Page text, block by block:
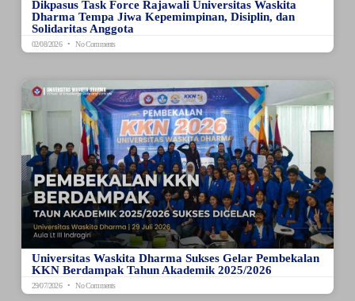
Dikpasus Task Force Rajawali Universitas Waskita
Dharma Tempa Jiwa Kepemimpinan, Disiplin, dan
Solidaritas Anggota
02/08/2026 No Comments
Universitas Waskita Dharma Sukses Gelar Pembekalan
KKN Berdampak Tahun Akademik 2025/2026
29/07/2026 No Comments